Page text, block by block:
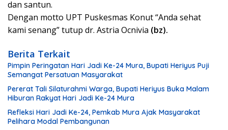
dan santun.
Dengan motto UPT Puskesmas Konut “Anda sehat
kami senang” tutup dr. Astria Ocnivia (bz).
Berita Terkait
Pimpin Peringatan Hari Jadi Ke-24 Mura, Bupati Heriyus Puji
Semangat Persatuan Masyarakat
Pererat Tali Silaturahmi Warga, Bupati Heriyus Buka Malam
Hiburan Rakyat Hari Jadi Ke-24 Mura
Refleksi Hari Jadi Ke-24, Pemkab Mura Ajak Masyarakat
Pelihara Modal Pembangunan